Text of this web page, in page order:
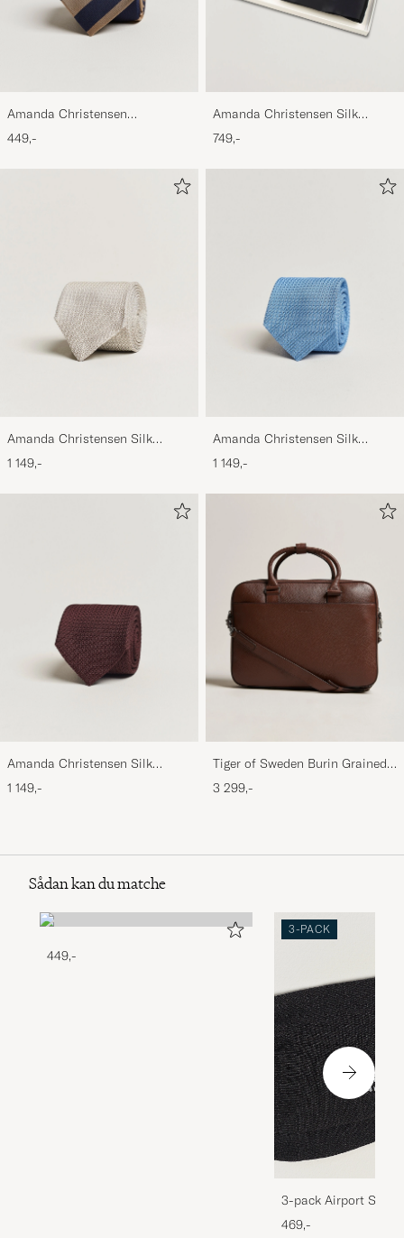
Amanda Christensen
Regemental Stripe Classic Tie 8
cm Sand/Navy
449,-
Amanda Christensen Silk
749,-
Amanda Christensen Silk
Grenadine 8 cm Tie Beige
1 149,-
Amanda Christensen Silk
Grenadine 8 cm Tie Sky Blue
1 149,-
Amanda Christensen Silk
Grenadine 8 cm Tie Wine
1 149,-
Tiger of Sweden Burin Grained
Leather Briefcase Brown
3 299,-
Sådan kan du matche
449,-
3-PACK
3-pack Airport
Melange
469,-